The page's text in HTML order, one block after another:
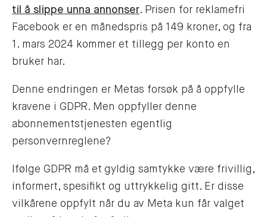
til å slippe unna annonser. Prisen for reklamefri
Facebook er en månedspris på 149 kroner, og fra
1. mars 2024 kommer et tillegg per konto en
bruker har.
Denne endringen er Metas forsøk på å oppfylle
kravene i GDPR. Men oppfyller denne
abonnementstjenesten egentlig
personvernreglene?
Ifølge GDPR må et gyldig samtykke være frivillig,
informert, spesifikt og uttrykkelig gitt. Er disse
vilkårene oppfylt når du av Meta kun får valget